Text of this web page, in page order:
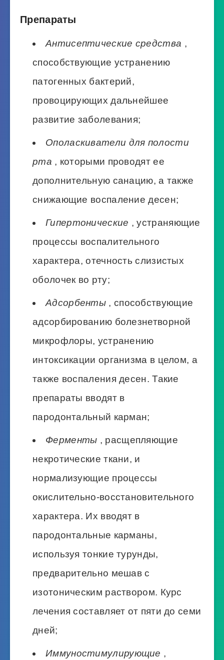
Препараты
Антисептические средства ,
способствующие устранению
патогенных бактерий,
провоцирующих дальнейшее
развитие заболевания;
Ополаскиватели для полости
рта , которыми проводят ее
дополнительную санацию, а также
снижающие воспаление десен;
Гипертонические , устраняющие
процессы воспалительного
характера, отечность слизистых
оболочек во рту;
Адсорбенты , способствующие
адсорбированию болезнетворной
микрофлоры, устранению
интоксикации организма в целом, а
также воспаления десен. Такие
препараты вводят в
пародонтальный карман;
Ферменты , расщепляющие
некротические ткани, и
нормализующие процессы
окислительно-восстановительного
характера. Их вводят в
пародонтальные карманы,
используя тонкие турунды,
предварительно мешав с
изотоническим раствором. Курс
лечения составляет от пяти до семи
дней;
Иммуностимулирующие ,